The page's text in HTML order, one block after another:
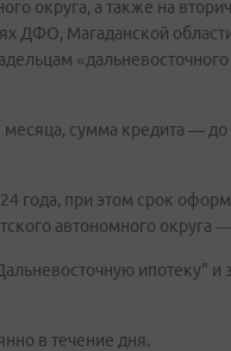
округа, а также на
ДФО, Магаданской
сумма кредита —
года, при этом срок
автономного округа
ипотеку" и
в течение дня.